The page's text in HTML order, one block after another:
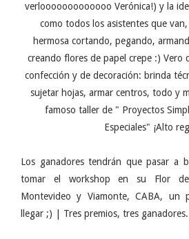
verlooooooooooooo Verónica!) y la
como todos los asistentes que
hermosa cortando, pegando,
creando flores de papel crepe :) Vero
confección y de decoración: brinda
sujetar hojas, armar centros, todo y
famoso taller de " Proyectos
Especiales" ¡Alto
Los ganadores tendrán que pasar a
tomar el workshop en su Flor
Montevideo y Viamonte, CABA, un
llegar ;) | Tres premios, tres ganadores.